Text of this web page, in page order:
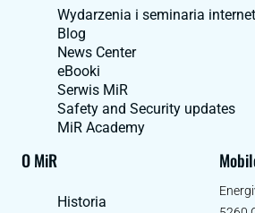
Wydarzenia i seminaria
Blog
News Center
eBooki
Serwis MiR
Safety and Security updates
MiR Academy
O MiR
Historia